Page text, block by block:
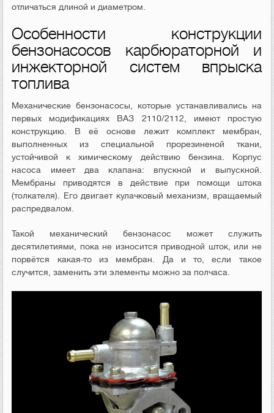
отличаться длиной и диаметром.
Особенности конструкции
бензонасосов карбюраторной и
инжекторной систем впрыска
топлива
Механические бензонасосы, которые устанавливались на
первых модификациях ВАЗ 2110/2112, имеют простую
конструкцию. В её основе лежит комплект мембран,
выполненных из специальной прорезиненой ткани,
устойчивой к химическому действию бензина. Корпус
насоса имеет два клапана: впускной и выпускной.
Мембраны приводятся в действие при помощи штока
(толкателя). Его двигает кулачковый механизм, вращаемый
распредвалом.
Такой механический бензонасос может служить
десятилетиями, пока не износится приводной шток, или не
порвётся какая-то из мембран. Да и то, если такое
случится, заменить эти элементы можно за полчаса.